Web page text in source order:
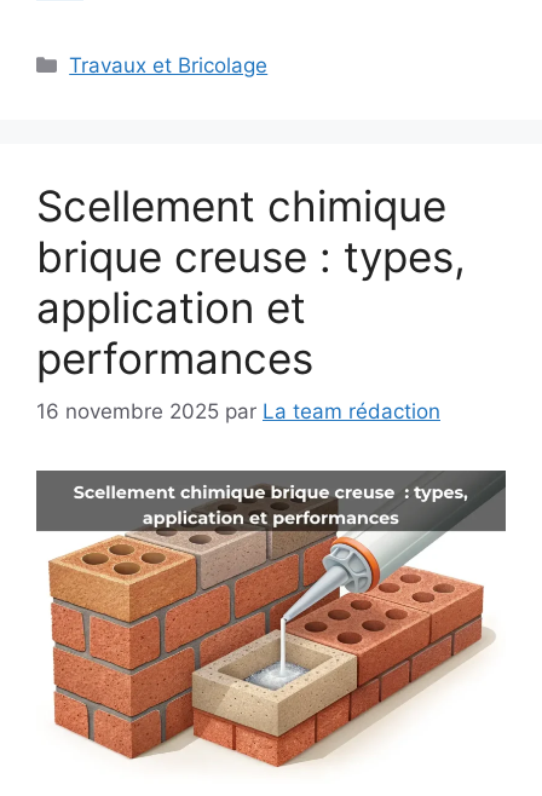
Catégories
Travaux et Bricolage
Scellement chimique
brique creuse : types,
application et
performances
16 novembre 2025 par La team rédaction